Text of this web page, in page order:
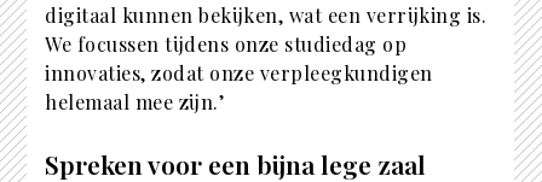
digitaal kunnen bekijken, wat een verrijking is.
We focussen tijdens onze studiedag op
innovaties, zodat onze verpleegkundigen
helemaal mee zijn.’
Spreken voor een bijna lege zaal